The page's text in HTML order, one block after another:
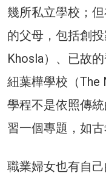
幾所私立學校；
的父母，包括創
Khosla）、已故
紐葉樺學校（The
學程不是依照傳
習一個專題，如古
職業婦女也有自